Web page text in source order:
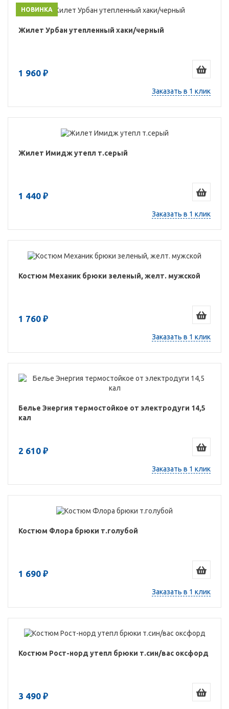
НОВИНКА
Жилет Урбан утепленный хаки/черный
1 960 ₽
Заказать в 1 клик
Жилет Имидж утепл т.серый
1 440 ₽
Заказать в 1 клик
Костюм Механик брюки зеленый, желт. мужской
1 760 ₽
Заказать в 1 клик
Белье Энергия термостойкое от электродуги 14,5
кал
2 610 ₽
Заказать в 1 клик
Костюм Флора брюки т.голубой
1 690 ₽
Заказать в 1 клик
Костюм Рост-норд утепл брюки т.син/вас оксфорд
3 490 ₽